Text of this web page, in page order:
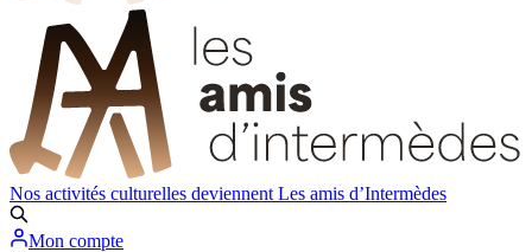
Nos activités culturelles deviennent Les amis d’Intermèdes
Mon compte